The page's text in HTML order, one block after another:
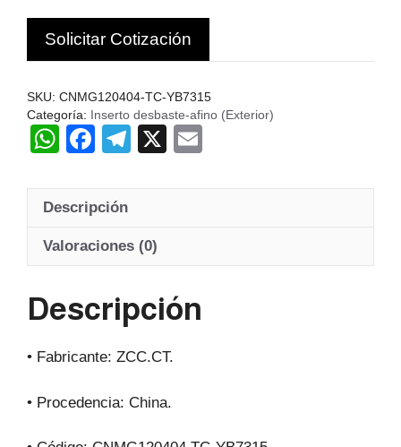
ZCC.c
cantidad
Solicitar Cotización
SKU: CNMG120404-TC-YB7315
Categoría: Inserto desbaste-afino (Exterior)
W
at
A
p
F
c
b
o
T
e
a
X
ail
Descripción
Valoraciones (0)
Descripción
• Fabricante: ZCC.CT.
• Procedencia: China.